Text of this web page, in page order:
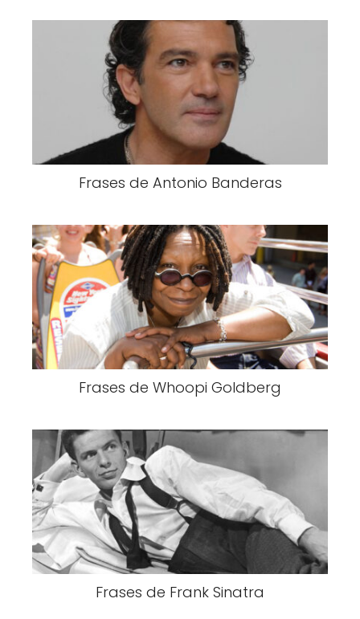
Frases de Antonio Banderas
Frases de Whoopi Goldberg
Frases de Frank Sinatra